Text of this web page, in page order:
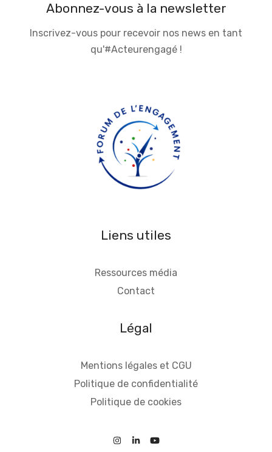
Abonnez-vous à la newsletter
Inscrivez-vous pour recevoir nos news en tant
qu'#Acteurengagé !
Liens utiles
Ressources média
Contact
Légal
Mentions légales et CGU
Politique de confidentialité
Politique de cookies